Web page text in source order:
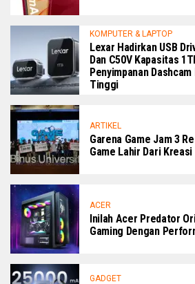
KOMPUTER & LAPTOP
Lexar Hadirkan USB
Dan C50V Kapasitas
Penyimpanan
Tinggi
ARTIKEL
Garena Game Jam 3
Game Lahir Dari
ACER
Inilah Acer Predator
Gaming Dengan
GADGET